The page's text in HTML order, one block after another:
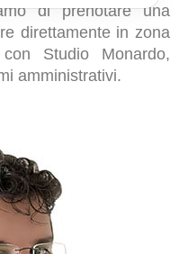
di prenotare una
direttamente in zona
Studio Monardo,
amministrativi.